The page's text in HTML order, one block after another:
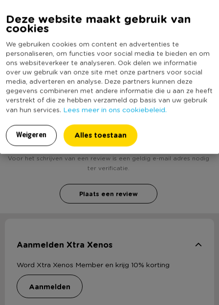
Deze website maakt gebruik van
cookies
We gebruiken cookies om content en advertenties te
personaliseren, om functies voor social media te bieden en om
ons websiteverkeer te analyseren. Ook delen we informatie
over uw gebruik van onze site met onze partners voor social
media, adverteren en analyse. Deze partners kunnen deze
gegevens combineren met andere informatie die u aan ze heeft
verstrekt of die ze hebben verzameld op basis van uw gebruik
van hun services. Lees meer in ons cookiebeleid.
Weigeren Alles toestaan
Kleur
Crème
Productlengte (cm)
Vorm
Vierkant
Duurzaamheidsscore
(Nog) geen score
bekend
Voor het schrijven van een review is een geldig e-mail adres nodig
ter verificatie.
Plaats een review
Aanmelden Xtra Xenos
Word Xtra Xenos Member en krijg 10% korting
aanmelden